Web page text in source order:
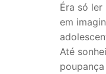
Éra só ler
em
Até